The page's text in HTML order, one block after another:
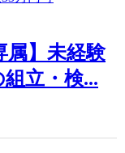
属】未経験
立・検...